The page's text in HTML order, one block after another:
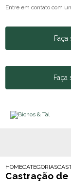
Entre em contato com
HOMECATEGORIAS
Castração de